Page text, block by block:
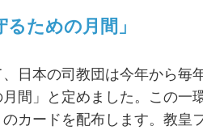
ための月間」
日本の司教団は今年から毎
月間」と定めました。この一
カードを配布します。教皇